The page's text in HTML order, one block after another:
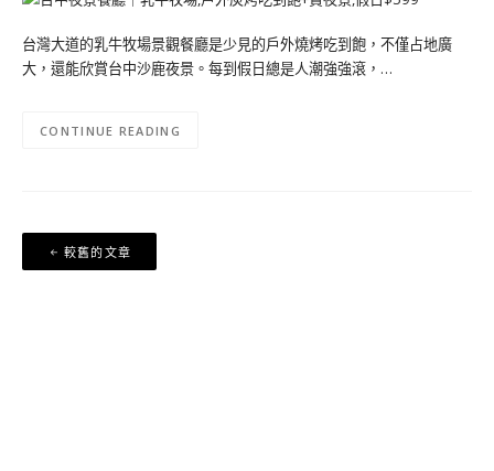
台灣大道的乳牛牧場景觀餐廳是少見的戶外燒烤吃到飽，不僅占地廣
大，還能欣賞台中沙鹿夜景。每到假日總是人潮強強滾，…
CONTINUE READING
章
較舊的文章